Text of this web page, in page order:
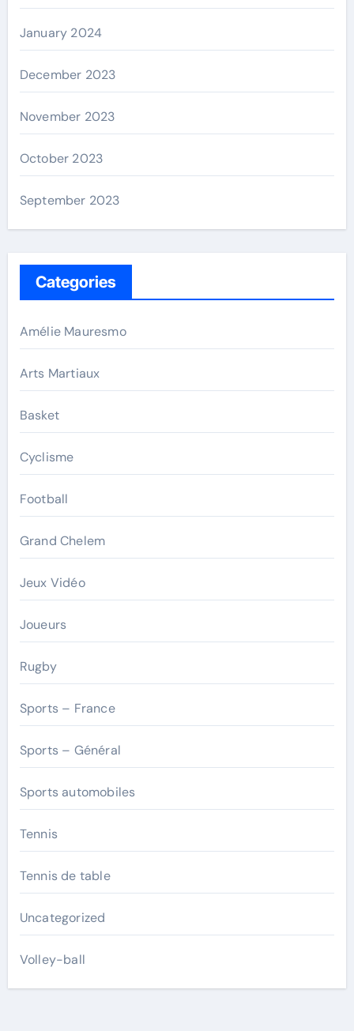
January 2024
December 2023
November 2023
October 2023
September 2023
Categories
Amélie Mauresmo
Arts Martiaux
Basket
Cyclisme
Football
Grand Chelem
Jeux Vidéo
Joueurs
Rugby
Sports – France
Sports – Général
Sports automobiles
Tennis
Tennis de table
Uncategorized
Volley-ball